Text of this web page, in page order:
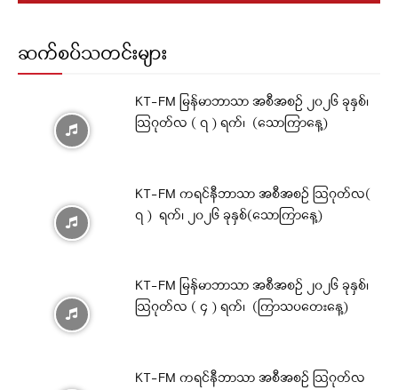
ဆက်စပ်သတင်းများ
KT-FM မြန်မာဘာသာ အစီအစဉ် ၂၀၂၆ ခုနှစ်၊
ဩဂုတ်လ ( ၇ ) ရက်၊ (သောကြာနေ့)
KT-FM ကရင်နီဘာသာ အစီအစဉ် ဩဂုတ်လ(
၇ ) ရက်၊ ၂၀၂၆ ခုနှစ်(သောကြာနေ့)
KT-FM မြန်မာဘာသာ အစီအစဉ် ၂၀၂၆ ခုနှစ်၊
ဩဂုတ်လ ( ၄ ) ရက်၊ (ကြာသပတေးနေ့)
KT-FM ကရင်နီဘာသာ အစီအစဉ် ဩဂုတ်လ